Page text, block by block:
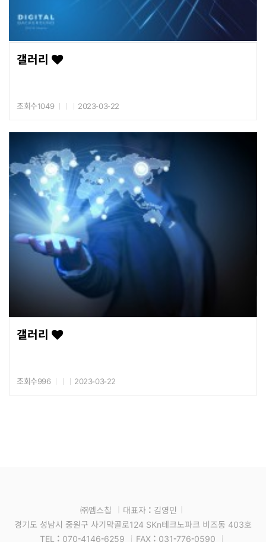
갤러리
조회수1049 2023-03-22
갤러리
조회수996 2023-03-22
㈜멤스칩
대표자 : 김영민
경기도 성남시 중원구 사기막골로124 SKn테크노파크 비즈동 403호
TEL : 070-4146-6259
FAX : 031-776-0590